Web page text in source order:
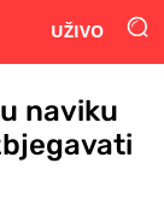
UŽIVO
naviku